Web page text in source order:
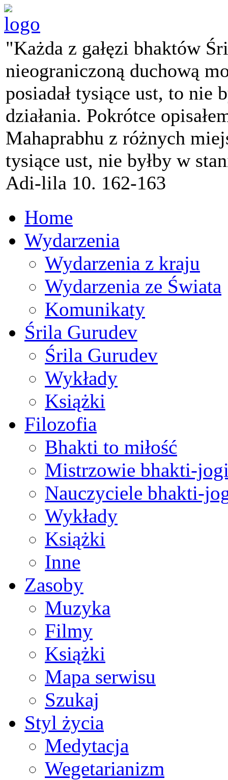
"Każda z gałęzi bhaktów
nieograniczoną duchową
posiadał tysiące ust, to nie
działania. Pokrótce
Mahaprabhu z różnych
tysiące ust, nie byłby w
Adi-lila 10. 162-163
Home
Wydarzenia
Wydarzenia z kraju
Wydarzenia ze Świata
Komunikaty
Śrila Gurudev
Śrila Gurudev
Wykłady
Książki
Filozofia
Bhakti to miłość
Mistrzowie bhakti-
Nauczyciele bhakti-
Wykłady
Książki
Inne
Zasoby
Muzyka
Filmy
Książki
Mapa serwisu
Szukaj
Styl życia
Medytacja
Wegetarianizm